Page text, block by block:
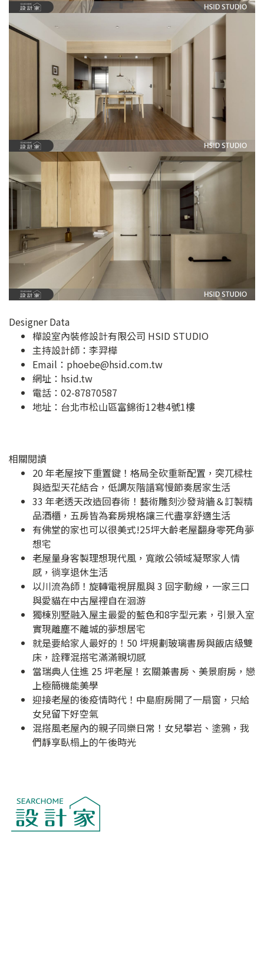
Designer Data
樺設室內裝修設計有限公司 HSID STUDIO
主持設計師：李羿樺
Email： phoebe@hsid.com.tw
網址： hsid.tw
電話：02-87870587
地址： 台北市松山區富錦街12巷4號1樓
相關閱讀
20 年老屋按下重置鍵！格局全砍重新配置，突兀樑柱
與造型天花結合，低調灰階譜寫慢節奏居家生活
33 年老透天改造回春術！藝術雕刻沙發背牆＆訂製精
品酒櫃，五房皆為套房規格讓三代盡享舒適生活
有佛堂的家也可以很美式!25坪大齡老屋翻身零死角夢
想宅
老屋量身客製理想現代風，寬敞公領域凝聚家人情
感，徜享退休生活
以川流為師！旋轉電視屏風與 3 回字動線，一家三口
與愛貓在中古屋裡自在洄游
獨棟別墅融入屋主最愛的藍色和8字型元素，引景入室
實現離塵不離城的夢想居宅
就是要給家人最好的！50 坪規劃玻璃書房與飯店級雙
床，詮釋混搭宅滿滿親切感
當瑞典人住進 25 坪老屋！玄關兼書房、美景廚房，戀
上極簡機能美學
迎接老屋的後疫情時代！中島廚房開了一扇窗，只給
女兒留下好空氣
混搭風老屋內的親子同樂日常！女兒攀岩、塗鴉，我
們靜享臥榻上的午後時光